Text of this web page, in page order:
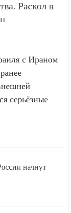
Раскол в
с Ираном
серьёзные
начнут